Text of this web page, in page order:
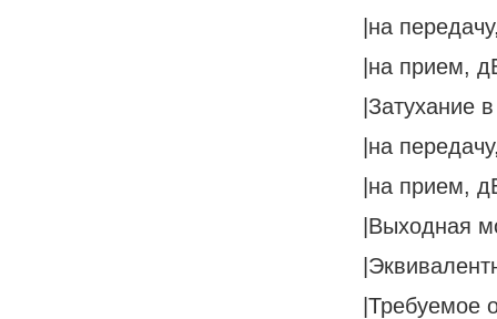
|на
|на прием,
|Затухание
|на
|на прием,
|Выходная
|Требуемое